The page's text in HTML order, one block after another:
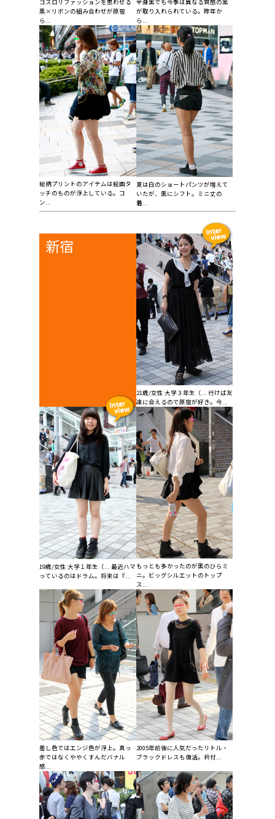
ゴスロリファッションを思わせる
黒×リボンの組み合わせが原宿
ら...
全身黒でも今季は異なる質感の黒
が取り入れられている。昨年か
ら...
総柄プリントのアイテムは絵画タ
ッチのものが浮上している。コ
ン...
夏は白のショートパンツが増えて
いたが、黒にシフト。ミニ丈の
着...
新宿
21歳/女性 大学３年生（... 行けば友
達に会えるので原宿が好き。今...
19歳/女性 大学１年生（... 最近ハマ
っているのはドラム。将来は『...
もっとも多かったのが黒のひらミ
ニ。ビッグシルエットのトップ
ス...
差し色ではエンジ色が浮上。真っ
赤ではなくややくすんだバナル
感...
2005年前後に人気だったリトル・
ブラックドレスも復活。衿付...